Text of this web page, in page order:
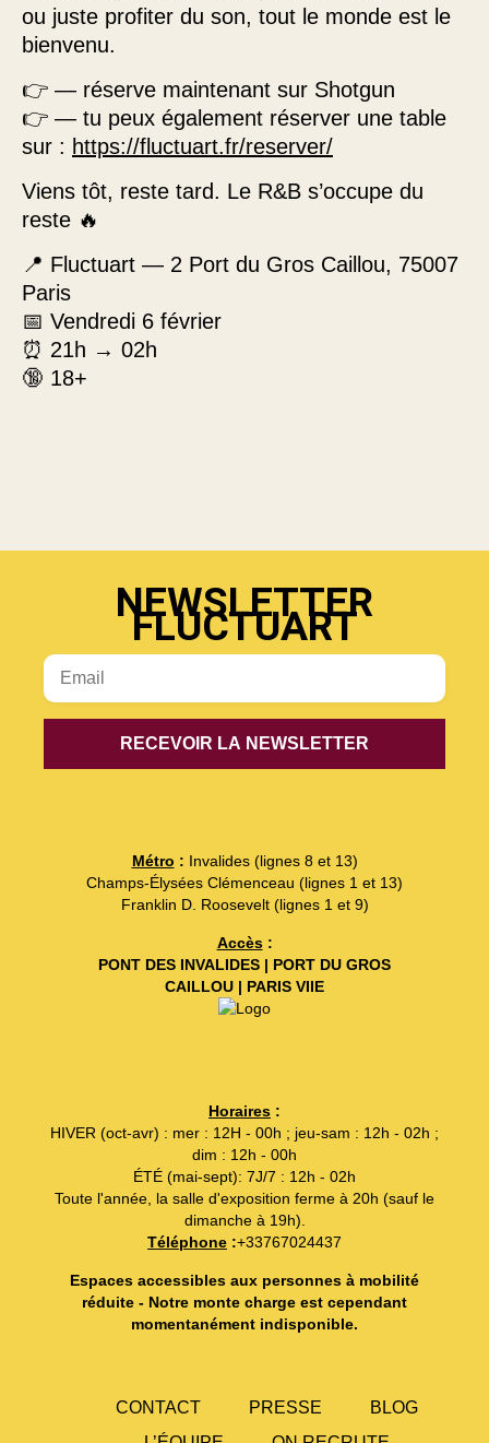
ou juste profiter du son, tout le monde est le
bienvenu.
👉 — réserve maintenant sur Shotgun
👉 — tu peux également réserver une table
sur : https://fluctuart.fr/reserver/
Viens tôt, reste tard. Le R&B s’occupe du
reste 🔥
📍 Fluctuart — 2 Port du Gros Caillou, 75007
Paris
📅 Vendredi 6 février
⏰ 21h → 02h
🔞 18+
NEWSLETTER
FLUCTUART
Métro : Invalides (lignes 8 et 13)
Champs-Élysées Clémenceau (lignes 1 et 13)
Franklin D. Roosevelt (lignes 1 et 9)
Accès:
PONT DES INVALIDES | PORT DU GROS
CAILLOU | PARIS VIIE
Horaires :
HIVER (oct-avr) : mer : 12H - 00h ; jeu-sam : 12h - 02h ;
dim : 12h - 00h
ÉTÉ (mai-sept): 7J/7 : 12h - 02h
Toute l'année, la salle d'exposition ferme à 20h (sauf le
dimanche à 19h).
Téléphone :+33767024437
Espaces accessibles aux personnes à mobilité
réduite - Notre monte charge est cependant
momentanément indisponible.
CONTACT PRESSE
BLOG